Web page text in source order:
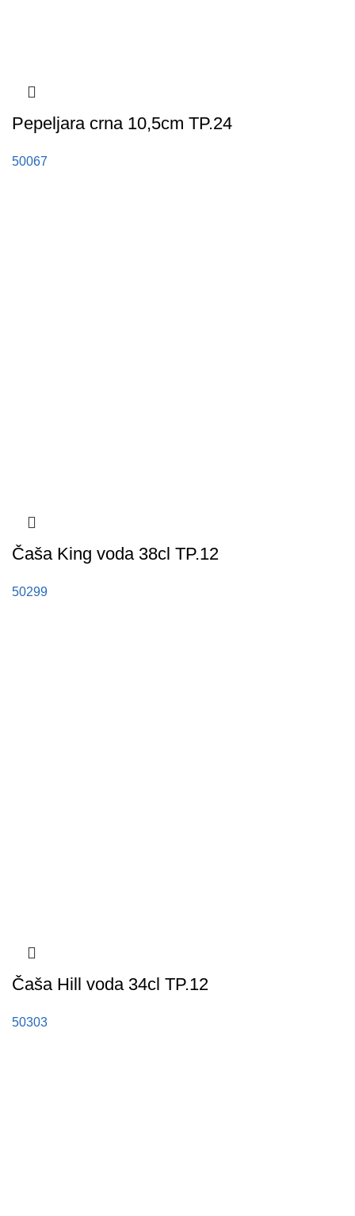
Pepeljara crna 10,5cm TP.24
50067
Čaša King voda 38cl TP.12
50299
Čaša Hill voda 34cl TP.12
50303